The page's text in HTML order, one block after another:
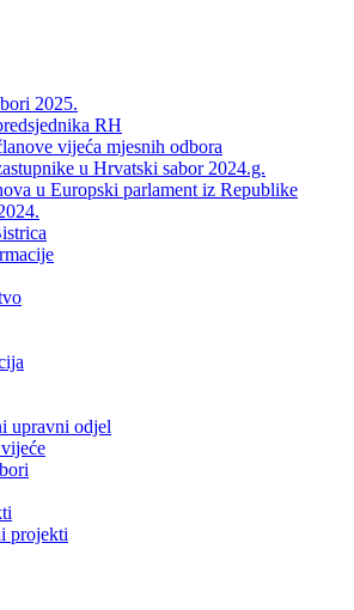
2025.
RH
vijeća mjesnih odbora
u Hrvatski sabor 2024.g.
u Europski parlament iz Republike
upravni odjel
projekti